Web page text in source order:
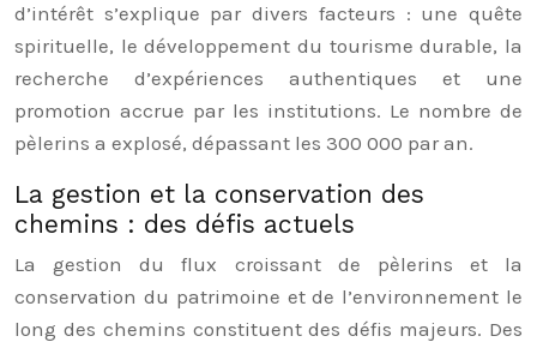
d’intérêt s’explique par divers facteurs : une quête
spirituelle, le développement du tourisme durable, la
recherche d’expériences authentiques et une
promotion accrue par les institutions. Le nombre de
pèlerins a explosé, dépassant les 300 000 par an.
La gestion et la conservation des
chemins : des défis actuels
La gestion du flux croissant de pèlerins et la
conservation du patrimoine et de l’environnement le
long des chemins constituent des défis majeurs. Des